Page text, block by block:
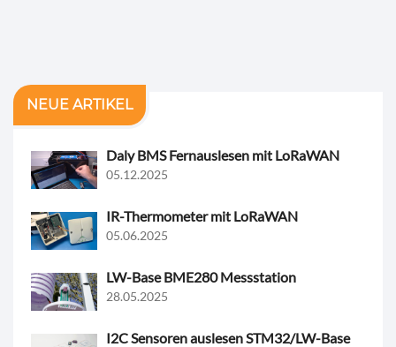
NEUE ARTIKEL
Daly BMS Fernauslesen mit LoRaWAN
05.12.2025
IR-Thermometer mit LoRaWAN
05.06.2025
LW-Base BME280 Messstation
28.05.2025
I2C Sensoren auslesen STM32/LW-Base